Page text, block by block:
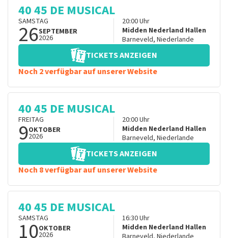
40 45 DE MUSICAL
SAMSTAG
26SEPTEMBER
2026
20:00Uhr
Midden Nederland Hallen
Barneveld, Niederlande
TICKETS ANZEIGEN
Noch 2 verfügbar auf unserer Website
40 45 DE MUSICAL
FREITAG
9OKTOBER
2026
20:00Uhr
Midden Nederland Hallen
Barneveld, Niederlande
TICKETS ANZEIGEN
Noch 8 verfügbar auf unserer Website
40 45 DE MUSICAL
SAMSTAG
10OKTOBER
2026
16:30Uhr
Midden Nederland Hallen